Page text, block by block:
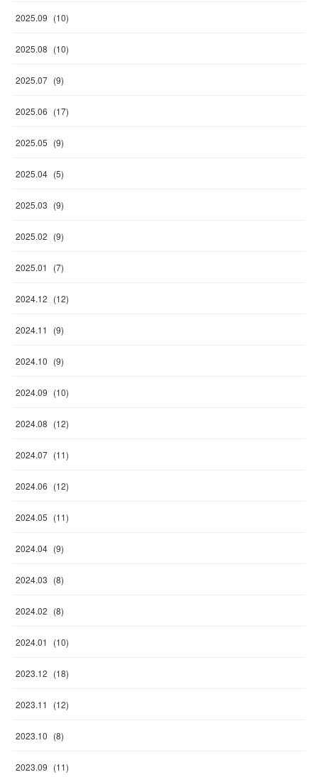
2025.09 (10)
2025.08 (10)
2025.07 (9)
2025.06 (17)
2025.05 (9)
2025.04 (5)
2025.03 (9)
2025.02 (9)
2025.01 (7)
2024.12 (12)
2024.11 (9)
2024.10 (9)
2024.09 (10)
2024.08 (12)
2024.07 (11)
2024.06 (12)
2024.05 (11)
2024.04 (9)
2024.03 (8)
2024.02 (8)
2024.01 (10)
2023.12 (18)
2023.11 (12)
2023.10 (8)
2023.09 (11)